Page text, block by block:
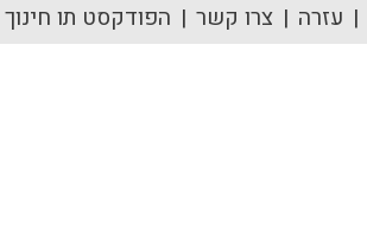
עזרה צרו קשר הפודקסט תו חינוך